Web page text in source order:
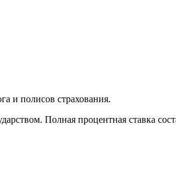
и полисов страхования.
Полная процентная ставка